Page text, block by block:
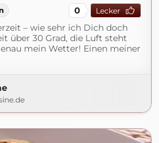
0 Lecker
– wie sehr ich Dich doch
über 30 Grad, die Luft steht
mein Wetter! Einen meiner